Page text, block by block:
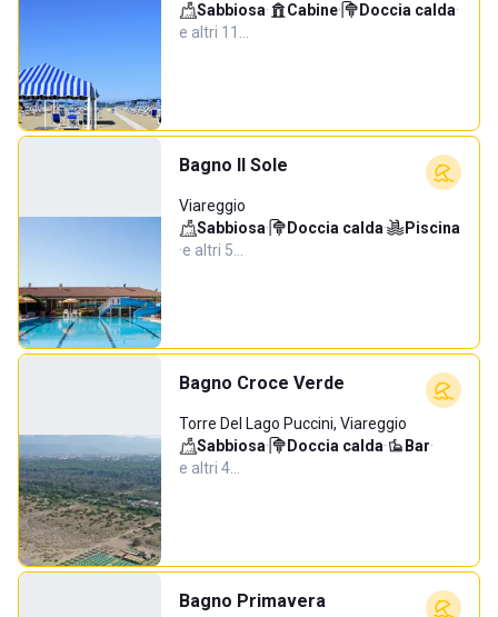
Sabbiosa· Cabine· Doccia calda·
e altri 11…
Bagno Il Sole
Viareggio
Sabbiosa· Doccia calda·
Piscina
·e altri 5…
Bagno Croce Verde
Torre Del Lago Puccini, Viareggio
Sabbiosa· Doccia calda· Bar·
e altri 4…
Bagno Primavera